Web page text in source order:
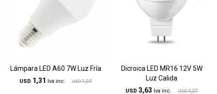
Lámpara LED A60 7W Luz Fría
USD 1,31 USD 1,54
Dicroica LED MR16 12V 5W
Luz Calida
USD 3,63 USD 4,27